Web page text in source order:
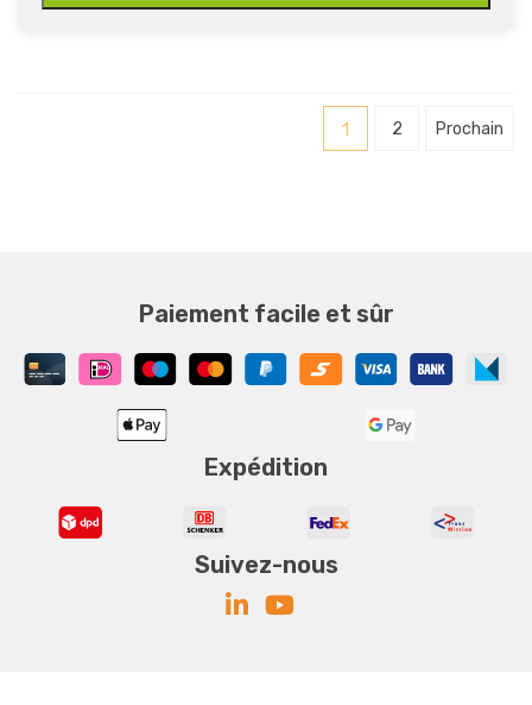
1 2 Prochain
Paiement facile et sûr
Expédition
Suivez-nous